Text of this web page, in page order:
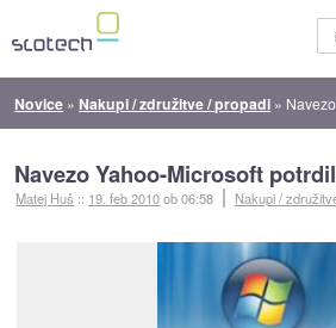
Novice » Nakupi / združitve / propadi » Navezo
Navezo Yahoo-Microsoft
Matej Huš :: 19. feb 2010ob 06:58 Nakupi /